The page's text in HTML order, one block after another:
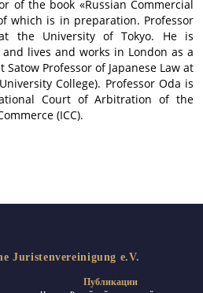
of the book «Russian Commercial
which is in preparation. Professor
the University of Tokyo. He is
lives and works in London as a
Professor of Japanese Law at
College). Professor Oda is
Court of Arbitration of the
(ICC).
Juristenvereinigung e.V.
Публикации